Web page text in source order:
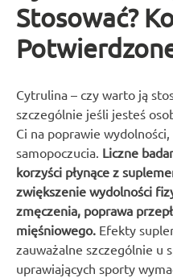
Stosować?
Cytrulina – czy warto ją
szczególnie jeśli jesteś
Ci na poprawie
samopoczucia. Liczne
korzyści płynące z
zwiększenie wydolności
zmęczenia, poprawa
mięśniowego. Efekty
zauważalne szczególnie u
uprawiających sporty